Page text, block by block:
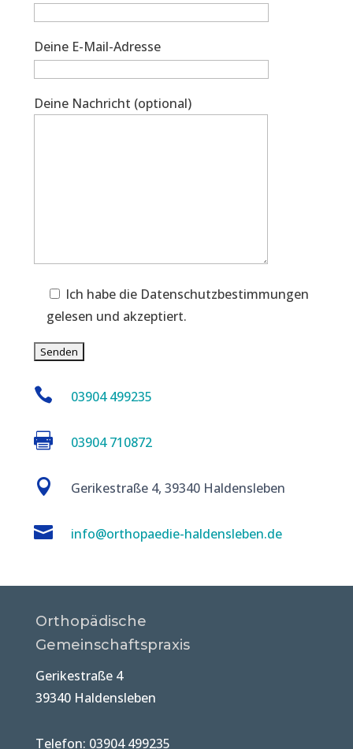
Deine E-Mail-Adresse
Deine Nachricht (optional)
Ich habe die Datenschutzbestimmungen
gelesen und akzeptiert.
 03904 499235
 03904 710872
 Gerikestraße 4, 39340 Haldensleben
 info@orthopaedie-haldensleben.de
Orthopädische
Gemeinschaftspraxis
Gerikestraße 4
39340 Haldensleben
Telefon: 03904 499235